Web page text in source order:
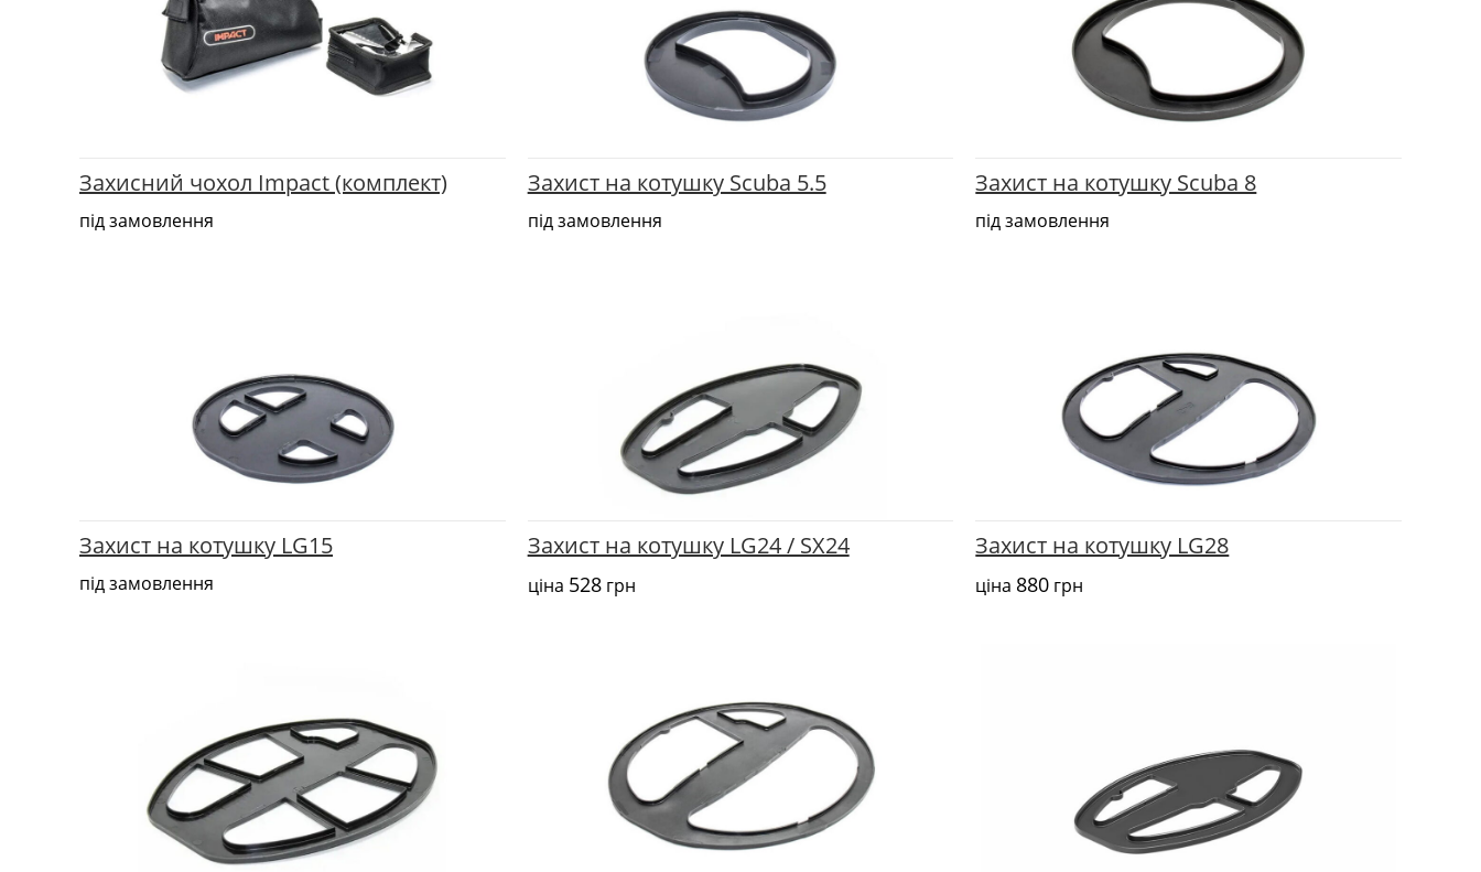
Захисний чохол Impact (комплект)
під замовлення
Захист на котушку Scuba 5.5
під замовлення
Захист на котушку Scuba 8
під замовлення
Захист на котушку LG15
під замовлення
Захист на котушку LG24 / SX24
ціна 528грн
Захист на котушку LG28
ціна 880 грн